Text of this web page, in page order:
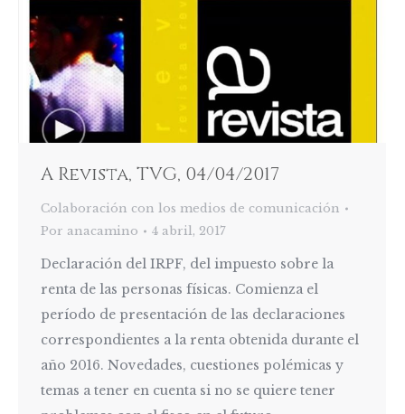
A Revista, TVG, 04/04/2017
Colaboración con los medios de comunicación
Por anacamino 4 abril, 2017
Declaración del IRPF, del impuesto sobre la
renta de las personas físicas. Comienza el
período de presentación de las declaraciones
correspondientes a la renta obtenida durante el
año 2016. Novedades, cuestiones polémicas y
temas a tener en cuenta si no se quiere tener